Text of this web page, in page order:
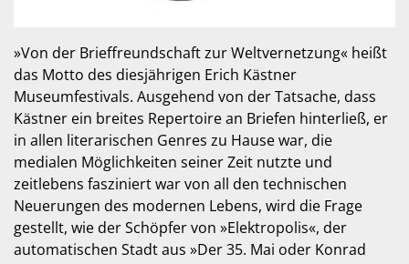
»Von der Brieffreundschaft zur Weltvernetzung« heißt
das Motto des diesjährigen Erich Kästner
Museumfestivals. Ausgehend von der Tatsache, dass
Kästner ein breites Repertoire an Briefen hinterließ, er
in allen literarischen Genres zu Hause war, die
medialen Möglichkeiten seiner Zeit nutzte und
zeitlebens fasziniert war von all den technischen
Neuerungen des modernen Lebens, wird die Frage
gestellt, wie der Schöpfer von »Elektropolis«, der
automatischen Stadt aus »Der 35. Mai oder Konrad